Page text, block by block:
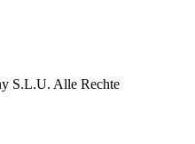
S.L.U. Alle Rechte